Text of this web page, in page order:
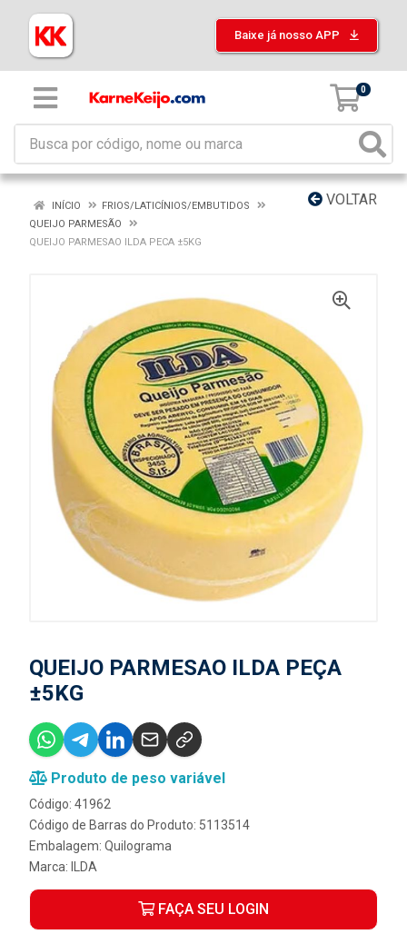
Baixe já nosso APP
0
VOLTAR
INÍCIO
FRIOS/LATICÍNIOS/EMBUTIDOS
QUEIJO PARMESÃO
QUEIJO PARMESAO ILDA PECA ±5KG
QUEIJO PARMESAO ILDA PEÇA
±5KG
Produto de peso variável
Código: 41962
Código de Barras do Produto: 5113514
Embalagem: Quilograma
Marca:
ILDA
FAÇA SEU LOGIN